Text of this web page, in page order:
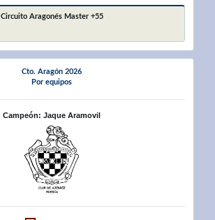
Circuito Aragonés Master +55
Cto. Aragón 2026
Por equipos
Campeón: Jaque Aramovil